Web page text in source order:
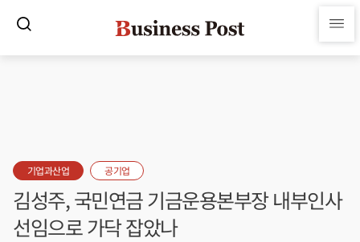
기업과산업 공기업
김성주, 국민연금 기금운용본부장 내부인사
선임으로 가닥 잡았나